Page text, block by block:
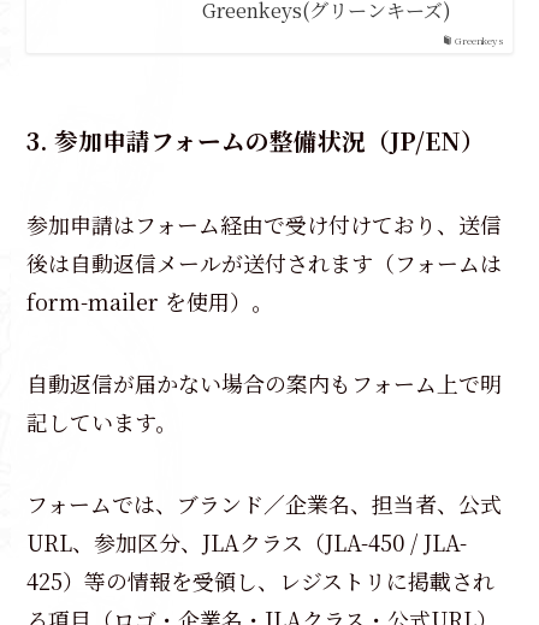
Greenkeys
Greenkeys(グリーンキーズ)
3. 参加申請フォームの整備状況（JP/EN）
参加申請はフォーム経由で受け付けており、送信
後は自動返信メールが送付されます（フォームは
form-mailer を使用）。
自動返信が届かない場合の案内もフォーム上で明
記しています。
フォームでは、ブランド／企業名、担当者、公式
URL、参加区分、JLAクラス（JLA-450 / JLA-
425）等の情報を受領し、レジストリに掲載され
る項目（ロゴ・企業名・JLAクラス・公式URL）